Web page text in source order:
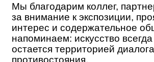
Мы благодарим коллег,
за внимание к экспозиции,
интерес и содержательное
напоминаем: искусство
остается территорией
противостояния.